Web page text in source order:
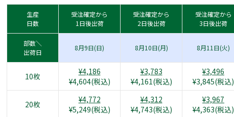
生産
日数
受注確定から
1日後出荷
受注確定から
2日後出荷
受注確定から
3日後出荷
部数＼
出荷日
8月9日(日) 8月10日(月) 8月11日(火)
10枚
¥4,186
¥4,604(税込)
¥3,783
¥4,161(税込)
¥3,496
¥3,845(税込)
20枚
¥4,772
¥5,249(税込)
¥4,312
¥4,743(税込)
¥3,967
¥4,363(税込)